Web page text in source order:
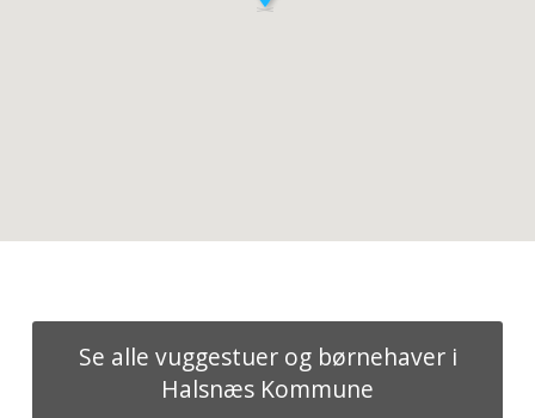
Se alle vuggestuer og børnehaver i
Halsnæs Kommune